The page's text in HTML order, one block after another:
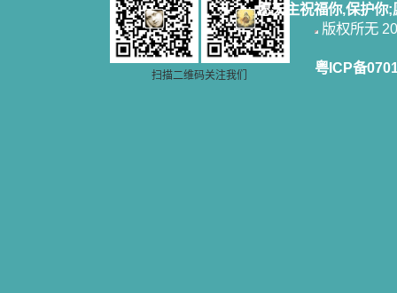
一点吸引力都没有了。 从这些书
籍里，我认识了许多爱主的人，他们
使我更亲近主，帮助我更深的认识
主，爱主。这些曾经生活在人间的圣
人圣女，内心隐藏着来自天上光照的
扫描二维码关注我们
愿天主祝福你,保护你
版权所无
粤ICP备